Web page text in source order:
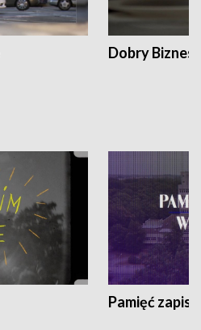
Dobry Biznes
Pamięć